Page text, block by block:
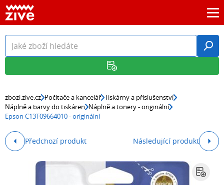
zbozi.zive.cz Počítače a kancelář Tiskárny a příslušenství
Náplně a barvy do tiskáren Náplně a tonery - originální
Epson C13T09664010 - originální
Předchozí produkt Následující produkt